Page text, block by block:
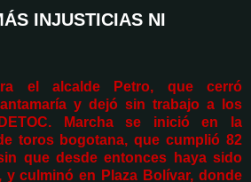
INJUSTICIAS NI
el alcalde Petro, que cerró
y dejó sin trabajo a los
Marcha se inició en la
toros bogotana, que cumplió 82
que desde entonces haya sido
y culminó en Plaza Bolívar, donde